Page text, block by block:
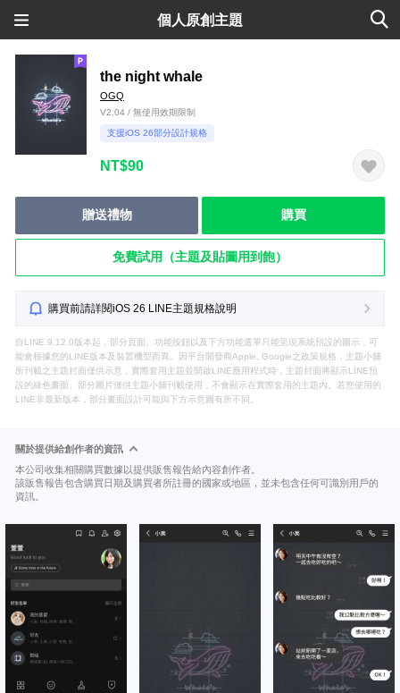
個人原創主題
the night whale
OGQ
V2.04 / 無使用效期限制
支援iOS 26部分設計規格
NT$90
贈送禮物 購買
免費試用（主題及貼圖用到飽）
購買前請詳閱iOS 26 LINE主題規格說明
自LINE 9.12.0版本起，部分頁面、功能按鈕以及下方功能選單只能呈現系統預設的圖示，可
能會根據您的LINE版本及裝置機型而異。因平台開發商Apple, Google之政策規格，主題小舖
所刊載之主題封面僅供示意，實際套用主題並開啟LINE應用程式時，主題封面將顯示LINE預
設的綠色畫面。部分圖片僅供主題小舖刊載使用，不會顯示在實際套用的主題內。若您使用的
LINE非最新版本，部分畫面設計可能與下方示意圖有所不同。
關於提供給創作者的資訊
本公司收集相關購買數據以提供販售報告給內容創作者。
該販售報告包含購買日期及購買者所註冊的國家或地區，並未包含任何可識別用戶的
資訊。